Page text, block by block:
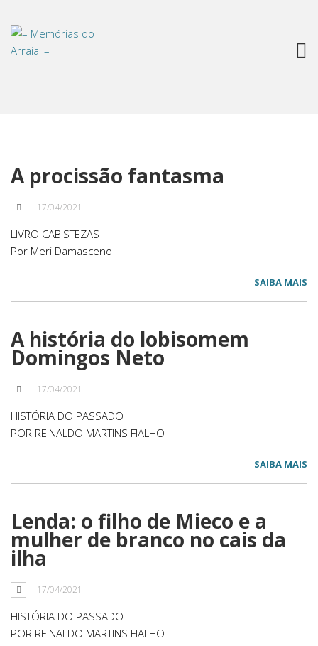
Tag: fantasma
A procissão fantasma
17/04/2021
LIVRO CABISTEZAS
Por Meri Damasceno
SAIBA MAIS
A história do lobisomem
Domingos Neto
17/04/2021
HISTÓRIA DO PASSADO
POR REINALDO MARTINS FIALHO
SAIBA MAIS
Lenda: o filho de Mieco e a
mulher de branco no cais da
ilha
17/04/2021
HISTÓRIA DO PASSADO
POR REINALDO MARTINS FIALHO